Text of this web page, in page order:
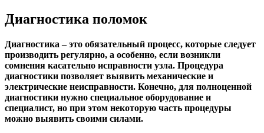
Диагностика поломок
Диагностика – это обязательный процесс, которые следует
производить регулярно, а особенно, если возникли
сомнения касательно исправности узла. Процедура
диагностики позволяет выявить механические и
электрические неисправности. Конечно, для полноценной
диагностики нужно специальное оборудование и
специалист, но при этом некоторую часть процедуры
можно выявить своими силами.